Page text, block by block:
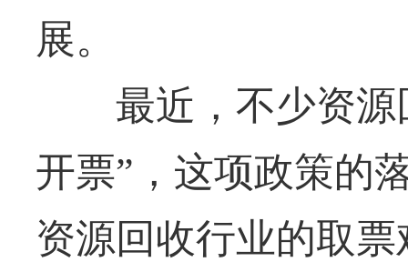
展。
最近，不少资源
开票”，这项政策的
资源回收行业的取